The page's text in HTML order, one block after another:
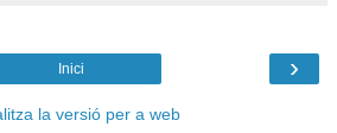
›
Inici
la versió per a web